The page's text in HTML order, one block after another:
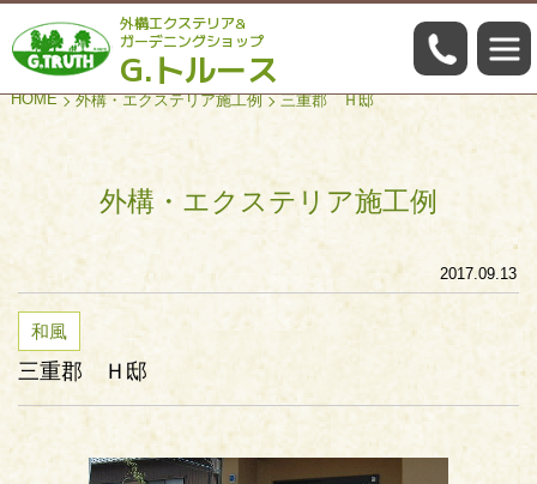
外構エクステリア&
ガーデニングショップ
G.トルース
059-
HOME 外構・エクステリア施工例 三重郡 Ｈ邸
外構・エクステリア施工例
和風
三重郡 Ｈ邸
2017.09.13